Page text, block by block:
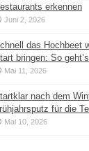
erkennen
Juni 2, 2026
das Hochbeet
bringen: So geht’s
Mai 11, 2026
nach dem
für die
Mai 10, 2026